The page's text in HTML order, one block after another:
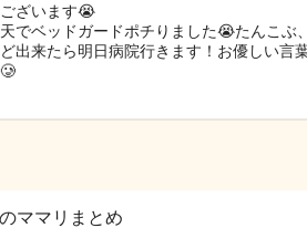
ざいます😭
でベッドガードポチりました😭たんこぶ
出来たら明日病院行きます！お優しい言
ママリまとめ